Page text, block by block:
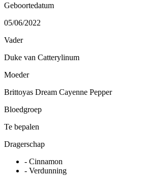
Geboortedatum
05/06/2022
Vader
Duke van Catterylinum
Moeder
Brittoyas Dream Cayenne Pepper
Bloedgroep
Te bepalen
Dragerschap
- Cinnamon
- Verdunning